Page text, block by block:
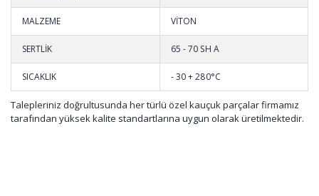
MALZEME VİTON
SERTLİK 65 - 70 SH A
SICAKLIK - 30 + 280°C
Talepleriniz doğrultusunda her türlü özel kauçuk parçalar firmamız
tarafından yüksek kalite standartlarına uygun olarak üretilmektedir.